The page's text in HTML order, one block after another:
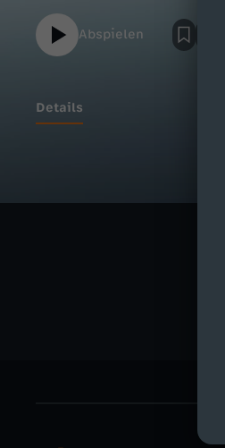
Abspielen
Details